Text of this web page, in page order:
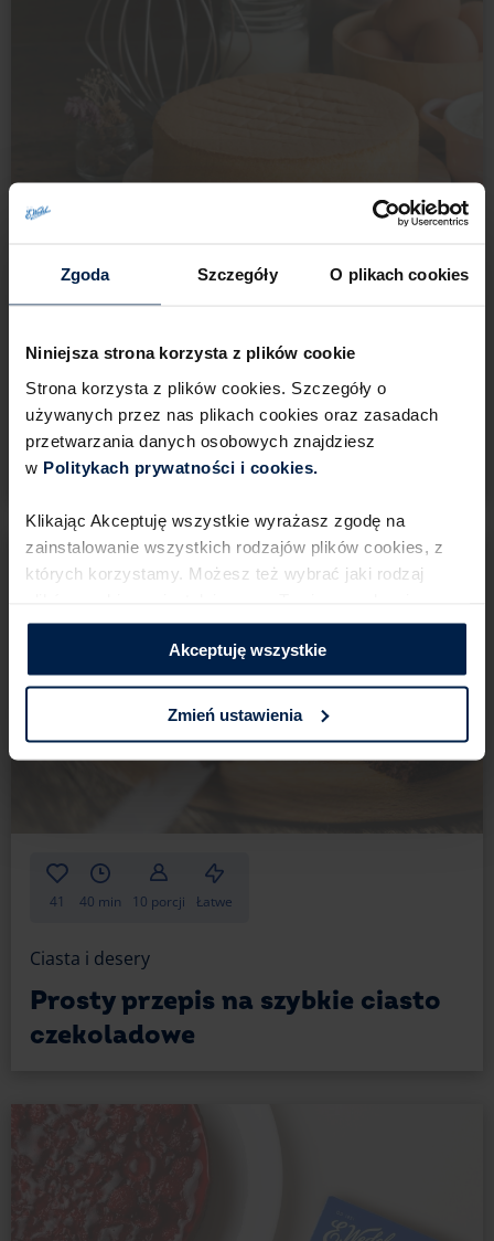
Zgoda Szczegóły O plikach cookies
Niniejsza strona korzysta z plików cookie
Strona korzysta z plików cookies. Szczegóły o
używanych przez nas plikach cookies oraz zasadach
przetwarzania danych osobowych znajdziesz
w Politykach prywatności i cookies.​ ​
Klikając Akceptuję wszystkie wyrażasz zgodę na
zainstalowanie wszystkich rodzajów plików cookies,​ z
których korzystamy. Możesz też wybrać jaki rodzaj
klikając Zmień ustawienia.​ ​
Akceptuję wszystkie
Zmień ustawienia
Ciasta i desery
Jak upiec biszkopt na tort?
- Przepis na udany biszkopt!
41 40 min 10 porcji Łatwe
Ciasta i desery
Prosty przepis na szybkie ciasto
czekoladowe